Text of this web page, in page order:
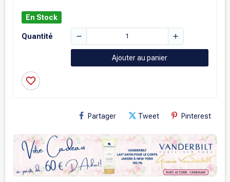
En Stock
Quantité remove add
Ajouter au panier
favorite_border
Partager Tweet Pinterest